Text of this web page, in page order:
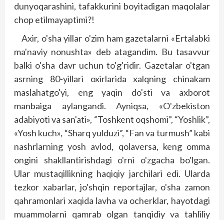
dunyoqarashini, tafakkurini boyitadigan maqolalar
chop etilmayaptimi?!
Axir, o'sha yillar o'zim ham gazetalarni «Ertalabki
ma'naviy nonushta» deb atagandim. Bu tasavvur
balki o'sha davr uchun to'g'ridir. Gazetalar o'tgan
asrning 80-yillari oxirlarida xalqning chinakam
maslahatgo'yi, eng yaqin do'sti va axborot
manbaiga aylangandi. Ayniqsa, «O'zbekiston
adabiyoti va san'ati», “Toshkent oqshomi”, “Yoshlik”,
«Yosh kuch», “Sharq yulduzi”, “Fan va turmush” kabi
nashrlarning yosh avlod, qolaversa, keng omma
ongini shakllantirishdagi o'rni o'zgacha bo'lgan.
Ular mustaqillikning haqiqiy jarchilari edi. Ularda
tezkor xabarlar, jo'shqin reportajlar, o'sha zamon
qahramonlari xaqida lav­ha va ocherklar, hayotdagi
muammolarni qamrab olgan tan­qidiy va tahliliy